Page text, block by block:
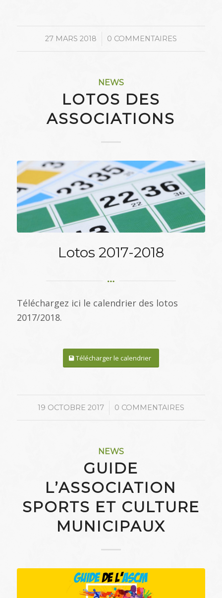
27 MARS 2018
/ 0 COMMENTAIRES
NEWS
LOTOS DES
ASSOCIATIONS
Lotos 2017-2018
Téléchargez ici le calendrier des lotos
2017/2018.
Télécharger le calendrier
19 OCTOBRE 2017
/ 0 COMMENTAIRES
NEWS
GUIDE
L’ASSOCIATION
SPORTS ET CULTURE
MUNICIPAUX